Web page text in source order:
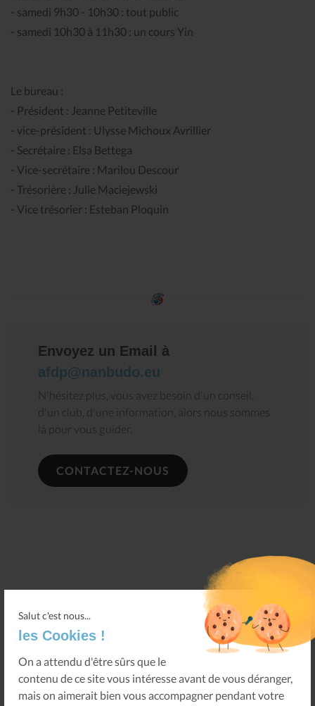
Salut c'est nous...
les Cookies !
On a attendu d'être sûrs que le
contenu de ce site vous intéresse avant de vous déranger,
mais on aimerait bien vous accompagner pendant votre
- samedi 9h30 - 10h30 : tout public
- samedi 10h30 à 11h30 : un cours Yin
Le bureau :
- Président : Jeanne Petiteville
- vice-président : Ulysse Michoux Avrillier
- Secrétaire : Elsa Bettega
- Vice-secrétaire : Marilou Descour
- Trésorière : Julie Maciejewski
- Vice trésorier : Esteban Ploquin
Envoyez un Email à
afdp@nanbudo.eu
N'hésitez plus, vous avez besoin d'un conseil,
d'un club, d'une information, alors nous sommes
là pour vous guider.
CONTACTEZ-NOUS
Retour
PARTAGER CETTE INFORMATION